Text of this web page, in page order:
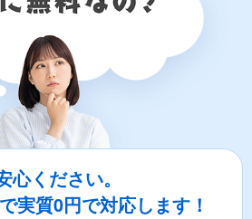
心ください。
実質0円で対応します！